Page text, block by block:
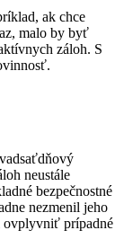
ak chce
malo by byť
záloh. S
neustále
bezpečnostné
nezmenil jeho
ovplyvniť prípadné